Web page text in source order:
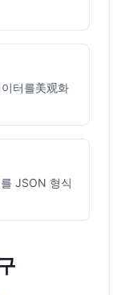
터를美观화
JSON 형식